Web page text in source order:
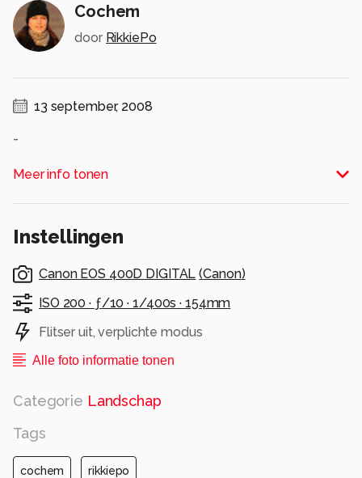
Cochem
door RikkiePo
13 september, 2008
-
Alle rechten voorbehouden
Meer info tonen
Instellingen
Canon EOS 400D DIGITAL (Canon)
ISO 200 · ƒ/10 · 1/400s · 154mm
Flitser uit, verplichte modus
Alle foto informatie tonen
Categorie Landschap
Tags
cochem rikkiepo